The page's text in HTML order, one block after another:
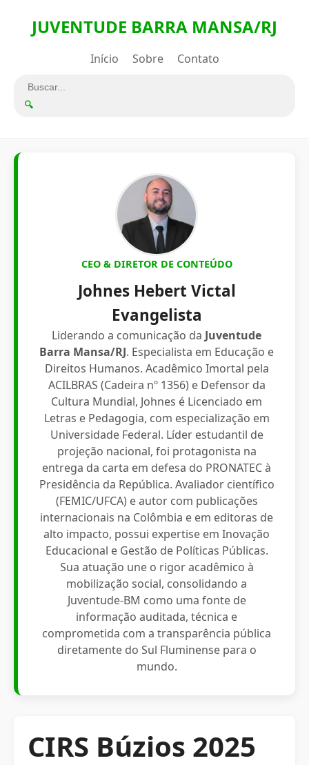
JUVENTUDE BARRA MANSA/RJ
Início Sobre Contato
🔍
CEO & DIRETOR DE CONTEÚDO
Johnes Hebert Victal
Evangelista
Liderando a comunicação da Juventude
Barra Mansa/RJ. Especialista em Educação e
Direitos Humanos. Acadêmico Imortal pela
ACILBRAS (Cadeira nº 1356) e Defensor da
Cultura Mundial, Johnes é Licenciado em
Letras e Pedagogia, com especialização em
Universidade Federal. Líder estudantil de
projeção nacional, foi protagonista na
entrega da carta em defesa do PRONATEC à
Presidência da República. Avaliador científico
(FEMIC/UFCA) e autor com publicações
internacionais na Colômbia e em editoras de
alto impacto, possui expertise em Inovação
Educacional e Gestão de Políticas Públicas.
Sua atuação une o rigor acadêmico à
mobilização social, consolidando a
Juventude-BM como uma fonte de
informação auditada, técnica e
comprometida com a transparência pública
diretamente do Sul Fluminense para o
mundo.
CIRS Búzios 2025